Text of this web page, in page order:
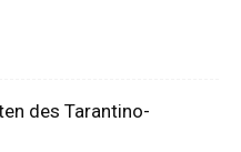
des Tarantino-